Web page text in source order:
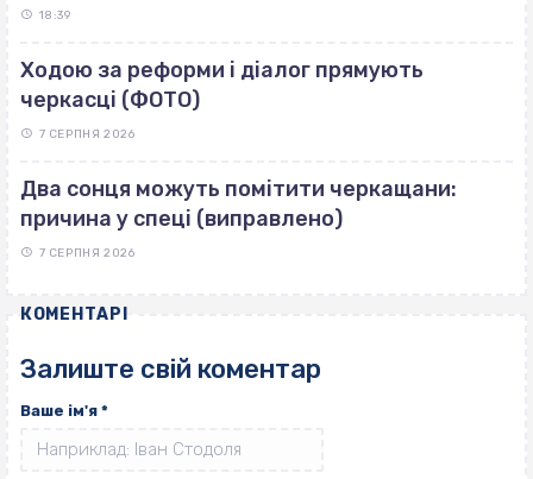
18:39
Ходою за реформи і діалог прямують
черкасці (ФОТО)
7 СЕРПНЯ 2026
Два сонця можуть помітити черкащани:
причина у спеці (виправлено)
7 СЕРПНЯ 2026
КОМЕНТАРІ
Залиште свій коментар
Ваше ім'я *